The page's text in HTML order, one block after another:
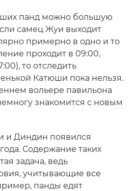
панд можно большую
самец Жуи выходит
примерно в одно и то
проходит в 09:00,
то отследить
Катюши пока нельзя.
вольере павильона
знакомится с новым
и Диндин появился
Содержание таких
задача, ведь
учитывающие все
панды едят